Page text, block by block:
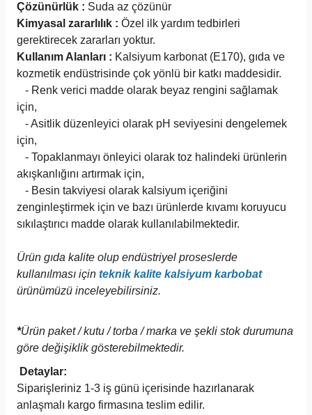
Çözünürlük : Suda az çözünür
Kimyasal zararlılık : Özel ilk yardım tedbirleri
gerektirecek zararları yoktur.
Kullanım Alanları : Kalsiyum karbonat (E170), gıda ve
kozmetik endüstrisinde çok yönlü bir katkı maddesidir.
- Renk verici madde olarak beyaz rengini sağlamak
için,
- Asitlik düzenleyici olarak pH seviyesini dengelemek
için,
- Topaklanmayı önleyici olarak toz halindeki ürünlerin
akışkanlığını artırmak için,
- Besin takviyesi olarak kalsiyum içeriğini
zenginleştirmek için ve bazı ürünlerde kıvamı koruyucu
sıkılaştırıcı madde olarak kullanılabilmektedir.
Ürün gıda kalite olup endüstriyel proseslerde
kullanılması için teknik kalite kalsiyum karbobat
ürünümüzü inceleyebilirsiniz.
*Ürün paket / kutu / torba / marka ve şekli stok durumuna
göre değişiklik gösterebilmektedir.
Detaylar:
Siparişleriniz 1-3 iş günü içerisinde hazırlanarak
anlaşmalı kargo firmasına teslim edilir.